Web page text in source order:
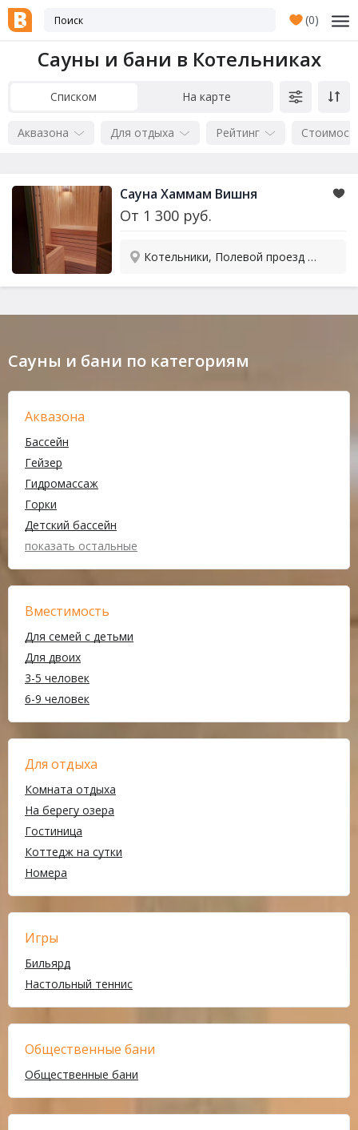
(0)
Сауны и бани в Котельниках
Списком На карте
Аквазона Для отдыха Рейтинг
Сауна Хаммам Вишня
От 1 300 руб.
Котельники, Полевой проезд стр. 1
Сауны и бани по категориям
Аквазона
Бассейн
Гейзер
Гидромассаж
Горки
Детский бассейн
показать остальные
Вместимость
Для семей с детьми
Для двоих
3-5 человек
6-9 человек
Для отдыха
Комната отдыха
На берегу озера
Гостиница
Коттедж на сутки
Номера
Игры
Бильярд
Настольный теннис
Общественные бани
Общественные бани